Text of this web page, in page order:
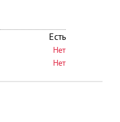
Есть
Нет
Нет